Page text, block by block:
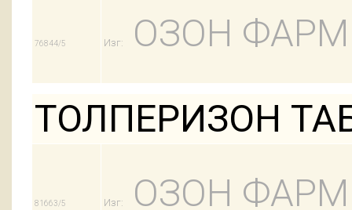
76844/5 Изг:
ОЗОН ФАРМ
ТОЛПЕРИЗОН
81663/5 Изг:
ОЗОН ФАРМ